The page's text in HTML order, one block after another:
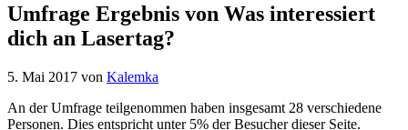
Umfrage Ergebnis von Was interessiert
dich an Lasertag?
5. Mai 2017 von Kalemka
An der Umfrage teilgenommen haben insgesamt 28 verschiedene
Personen. Dies entspricht unter 5% der Besucher dieser Seite.